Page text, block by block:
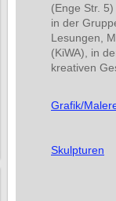
(Enge Str.
in der
Lesungen,
(KiWA), in
kreativen
Grafik/
Skulpturen